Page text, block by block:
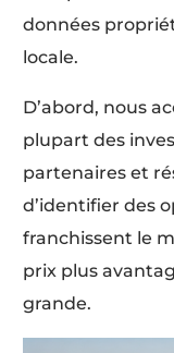
données
locale.
D’abord, nous
plupart des
partenaires et
d’identifier des
franchissent le
prix plus
grande.